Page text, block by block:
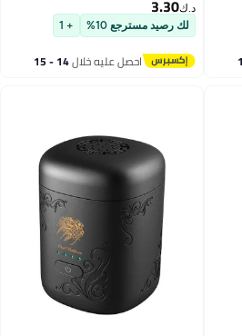
3.30
لك رصيد مسترجع 10% + 1
احصل عليه خلال 14 - 15